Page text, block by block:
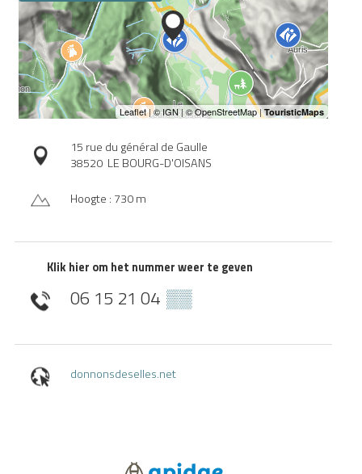
15 rue du général de Gaulle
38520 LE BOURG-D'OISANS
Hoogte : 730 m
Klik hier om het nummer weer te geven
06 15 21 04 ▒▒
donnonsdeselles.net